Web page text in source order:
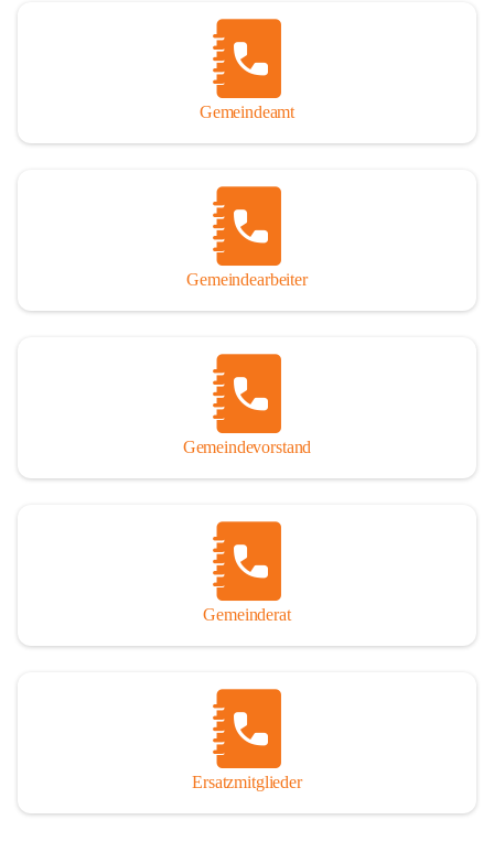
Ausführlichkeit behandelt erscheinen, oder auch der eine oder
andere Fehler unterlief. Die Autoren haben nach ihren
individuellen Möglichkeiten mit bestem Wissen und Gewissen
Andreas Rohatsch wurde auf das System der Fußnoten verzichtet.
Wo eine genaue Quellenangabe sinnvoll und notwendig erschien,
sind die entsprechenden Quellenhinweise in den fließenden Text
eingearbeitet. Der leichteren Lesbarkeit halber ist auch von einer
streng gendergerechten Ausdrucksform Abstand genommen
So darf ich Sie zu einer interessanten, vergnüglichen und
manchmal auch nachdenklich machenden Zeitreise durch die
Jahrhunderte, ja Jahrtausende alte Geschichte von der Steinzeit
einladen.
Gemeindeamt
Gemeindearbeiter
Gemeindevorstand
Gemeinderat
Ersatzmitglieder